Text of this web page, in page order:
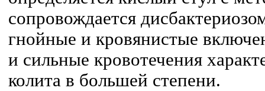
сопровождается
гнойные и кровянистые
и сильные кровотечения
колита в большей степени.